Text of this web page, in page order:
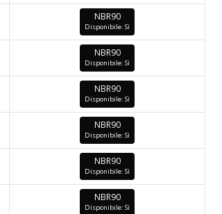
NBR90
Disponibile: Sì
NBR90
Disponibile: Sì
NBR90
Disponibile: Sì
NBR90
Disponibile: Sì
NBR90
Disponibile: Sì
NBR90
Disponibile: Sì